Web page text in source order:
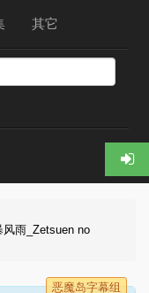
其它
风雨_Zetsuen no
恶魔岛字幕组